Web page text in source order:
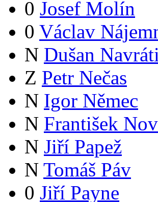
0 Josef Molín
0 Václav
N Dušan
Z Petr Nečas
N Igor Němec
N František
N Jiří Papež
N Tomáš Páv
0 Jiří Payne